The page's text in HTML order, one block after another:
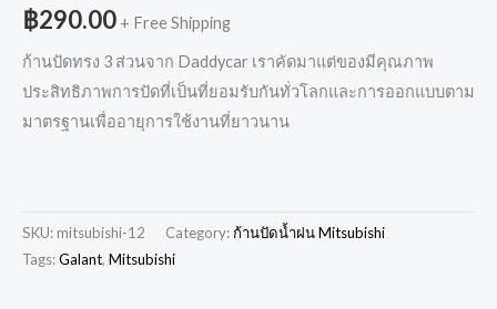
฿290.00 + Free Shipping
ก้านปัดทรง 3 ส่วนจาก Daddycar เราคัดมาแต่ของมีคุณภาพ
ประสิทธิภาพการปัดที่เป็นที่ยอมรับกันทั่วโลกและการออกแบบตาม
มาตรฐานเพื่ออายุการใช้งานที่ยาวนาน
SKU: mitsubishi-12 Category: ก้านปัดน้ำฝน Mitsubishi
Tags:Galant, Mitsubishi